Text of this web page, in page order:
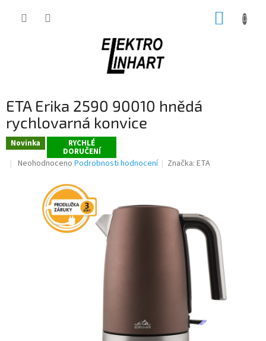
ETA Erika 2590 90010 hnědá
rychlovarná konvice
Novinka RYCHLÉ
DORUČENÍ
Průměrné
Neohodnoceno Podrobnosti hodnocení Značka:ETA